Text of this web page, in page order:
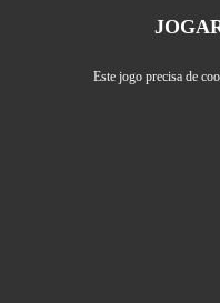
Este jogo precisa de